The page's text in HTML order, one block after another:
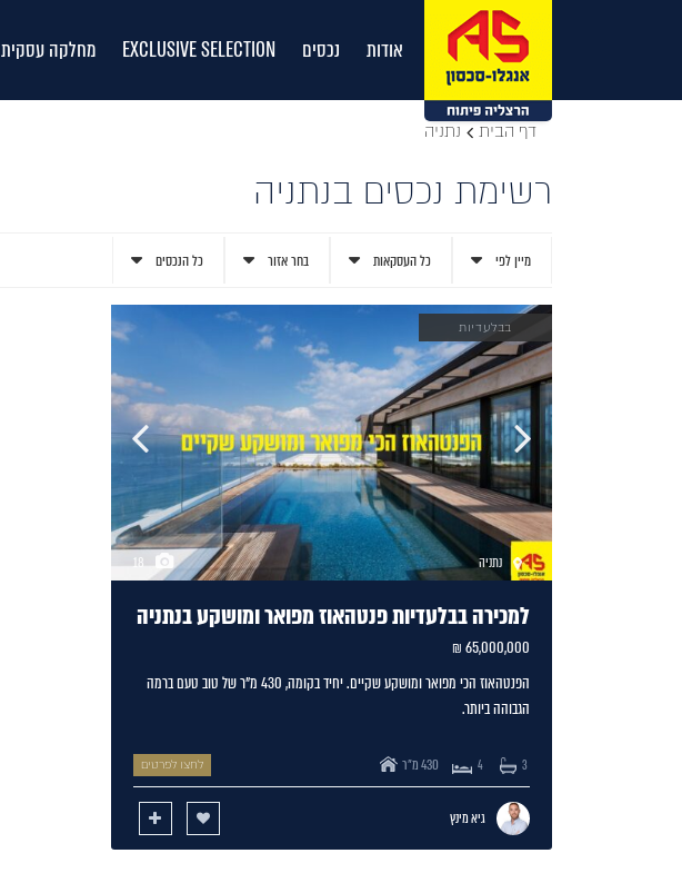
אודות נכסים EXCLUSIVE SELECTION מחלקה עסקית
דף הבית נתניה
רשימת נכסים בנתניה
מיין לפי כל העסקאות בחר אזור כל הנכסים
18 נתניה
בבלעדיות
למכירה בבלעדיות פנטהאוז מפואר ומושקע בנתניה
65,000,000 ₪
הפנטהאוז הכי מפואר ומושקע שקיים. יחיד בקומה, 430 מ"ר של טוב טעם ברמה
הגבוהה ביותר.
4 3 430 מ"ר לחצו לפרטים
גיא מינץ